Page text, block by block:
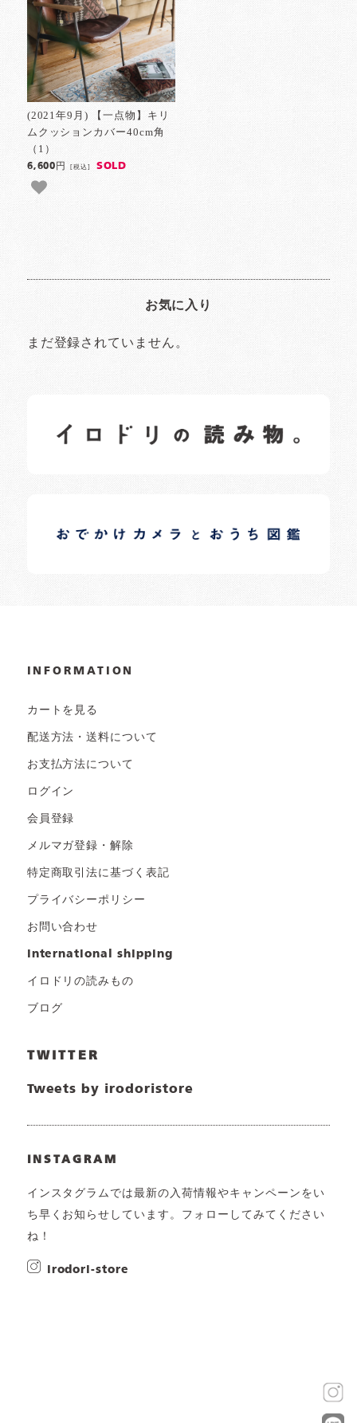
(2021年9月) 【一点物】キリ
ムクッションカバー40cm角
（1）
6,600円[税込] SOLD
お気に入り
まだ登録されていません。
日常の様子など随時更新中です。
日常の様子など随時更新中です。
INFORMATION
カートを見る
配送方法・送料について
お支払方法について
ログイン
会員登録
メルマガ登録・解除
特定商取引法に基づく表記
プライバシーポリシー
お問い合わせ
international shipping
イロドリの読みもの
ブログ
TWITTER
Tweets by irodoristore
INSTAGRAM
インスタグラムでは最新の入荷情報やキャンペーンをい
ち早くお知らせしています。フォローしてみてください
ね！
irodori-store